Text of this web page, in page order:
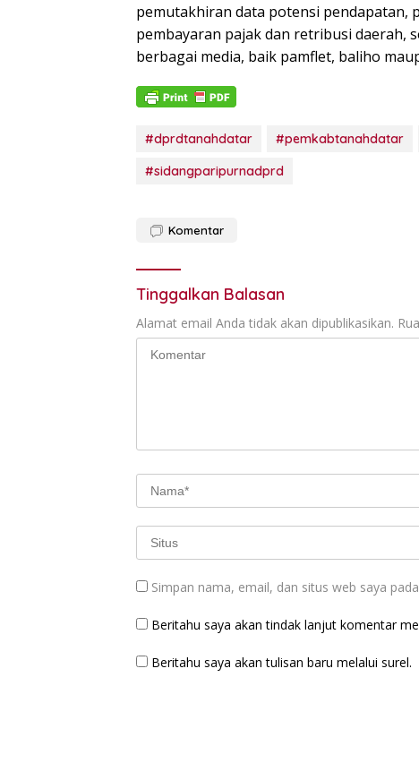
pemutakhiran data potensi pendapatan,
pembayaran pajak dan retribusi daerah,
berbagai media, baik pamflet, baliho
#dprdtanahdatar #pemkabtanahdatar
#sidangparipurnadprd
Komentar
Tinggalkan Balasan
Alamat email Anda tidak akan dipublikasikan.
Simpan nama, email, dan situs web saya
Beritahu saya akan tindak lanjut komentar
Beritahu saya akan tulisan baru melalui surel.